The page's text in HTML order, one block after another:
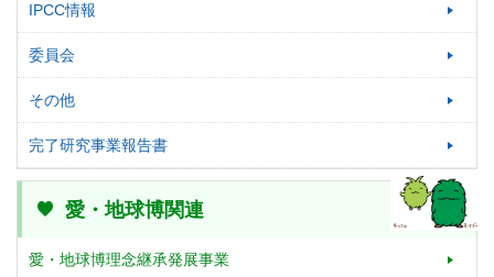
IPCC情報
委員会
その他
完了研究事業報告書
愛・地球博関連
愛・地球博理念継承発展事業